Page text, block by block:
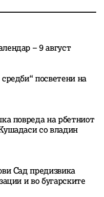
– 9 август
посветени на
повреда на рбетниот
со владин
Сад предизвика
и во бугарските